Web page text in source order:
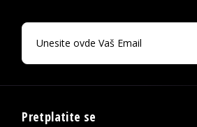
Pretplatite se